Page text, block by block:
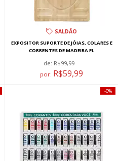
SALDÃO
EXPOSITOR SUPORTE DE JÓIAS, COLARES E
CORRENTES DE MADEIRA FL
de: R$99,99
por: R$59,99
0%